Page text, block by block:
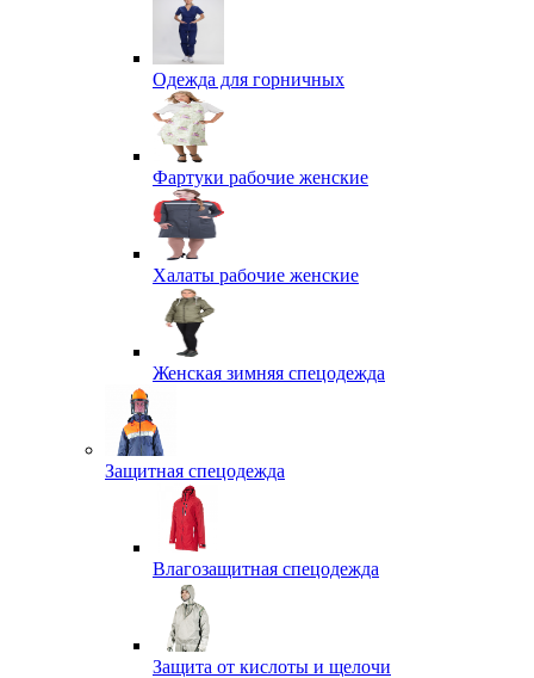
Одежда для горничных
Фартуки рабочие женские
Халаты рабочие женские
Женская зимняя спецодежда
Защитная спецодежда
Влагозащитная спецодежда
Защита от кислоты и щелочи